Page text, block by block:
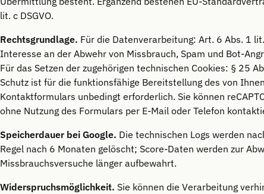
lit. c DSGVO.
Rechtsgrundlage. Für die Datenverarbeitung: Art. 6 Abs. 1
Interesse an der Abwehr von Missbrauch, Spam und Bot-
Für das Setzen der zugehörigen technischen Cookies: § 25
Schutz ist für die funktionsfähige Bereitstellung des von
Kontaktformulars unbedingt erforderlich. Sie können
ohne Nutzung des Formulars per E-Mail oder Telefon
Speicherdauer bei Google. Die technischen Logs werden
Regel nach 6 Monaten gelöscht; Score-Daten werden zur
Missbrauchsversuche länger aufbewahrt.
Widerspruchsmöglichkeit. Sie können die Verarbeitung